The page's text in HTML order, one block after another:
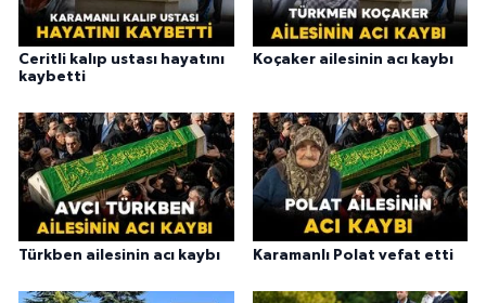
Ceritli kalıp ustası hayatını
kaybetti
Koçaker ailesinin acı kaybı
Türkben ailesinin acı kaybı Karamanlı Polat vefat etti